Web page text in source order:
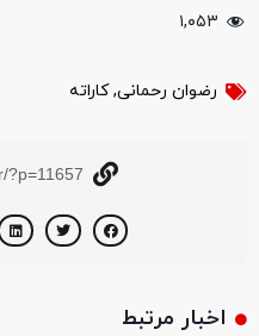
۱,۰۵۳
رضوان رحمانی,کاراته
?p=11657
اخبار مرتبط